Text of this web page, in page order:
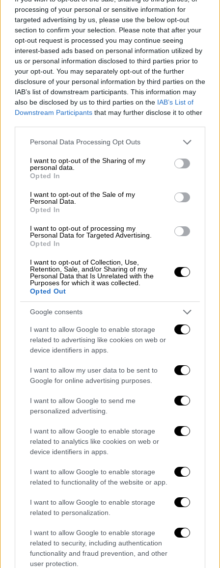
processing of your personal or sensitive information for
targeted advertising by us, please use the below opt-out
section to confirm your selection. Please note that after your
opt-out request is processed you may continue seeing
interest-based ads based on personal information utilized by
us or personal information disclosed to third parties prior to
your opt-out. You may separately opt-out of the further
disclosure of your personal information by third parties on the
IAB’s list of downstream participants. This information may
also be disclosed by us to third parties on the IAB’s List of
Downstream Participants that may further disclose it to other
Please note that this website/app uses one or more Google
not limited to your visit or usage behaviour. You may click to
grant or deny consent to Google and its third-party tags to
use your data for below specified purposes in below Google
consent section.
Personal Data Processing Opt Outs
I want to opt-out of the Sharing of my
personal data.
Opted In
I want to opt-out of the Sale of my
Personal Data.
Opted In
I want to opt-out of processing my
Personal Data for Targeted Advertising.
Opted In
I want to opt-out of Collection, Use,
Retention, Sale, and/or Sharing of my
Personal Data that Is Unrelated with the
Purposes for which it was collected.
Opted Out
Google consents
I want to allow Google to enable storage
related to advertising like cookies on web or
device identifiers in apps.
I want to allow my user data to be sent to
Google for online advertising purposes.
I want to allow Google to send me
personalized advertising.
I want to allow Google to enable storage
related to analytics like cookies on web or
device identifiers in apps.
I want to allow Google to enable storage
related to functionality of the website or app.
I want to allow Google to enable storage
related to personalization.
I want to allow Google to enable storage
related to security, including authentication
functionality and fraud prevention, and other
user protection.
οπαδός του Ερμή Ζωνιανών σήκωσε όπλο
στον αέρα, χωρίς να πυροβολήσει, ωστόσο η
κίνησή του προκάλεσεπανικό στους
φιλάθλους της φιλοξενούμενης ομάδας. Οι
πληροφορίες αναφέρουν πως εκτοξεύθηκαν
καιπέτρες και άλλα αντικείμεναπρος το
μέρος τους, επιτείνοντας το κλίμα
τρομοκρατίας.
Mundobasket 2027: Οι αντίπαλοι της
Εθνικής Ελλάδας στα προκριματικά
Αθλητισμός
ΑΕΚ: «Χάρη στο ποδόσφαιρο γνώρισα
αυτή την υπέροχη χώρα»
Το πλέον ανησυχητικό είναι ότι
δεν υπήρχε καμία παρουσία αστυνομικής
δύναμης, με έναν
φέρεται να λέει χαρακτηριστικά:
«Εδώ δεν
πατάνε αστυνομικοί». Την ίδια ώρα, μέλη
των διοικήσεων των δύο ομάδων
προσπάθησαν να αποκλιμακώσουν την
κατάσταση με συνομιλίες και
διαπραγματεύσεις.
Καθυστέρηση στην έναρξη και
αναζήτηση εγγυήσεων
Το παιχνίδι, που ήταν προγραμματισμένο για
με σχεδόν μία ώρα
καθυστέρηση, εξαιτίας της έκρυθμης
της Δόξας Βύρωνος ζητά εγγυήσεις για την
ασφάλεια των οπαδών της
ταξίδεψαν από την Αθήνα για να στηρίξουν
την ομάδα τους σε ένα τόσο καθοριστικό
ματς.